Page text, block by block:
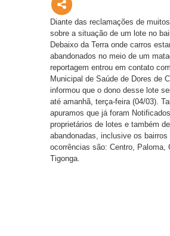
Diante das reclamações de
sobre a situação de um lote no
Debaixo da Terra onde carros
abandonados no meio de um
reportagem entrou em contato
Municipal de Saúde de Dores de
informou que o dono desse lote
até amanhã, terça-feira (04/03).
apuramos que já foram
proprietários de lotes e também
abandonadas, inclusive os bairros
ocorrências são: Centro, Paloma,
Tigonga.